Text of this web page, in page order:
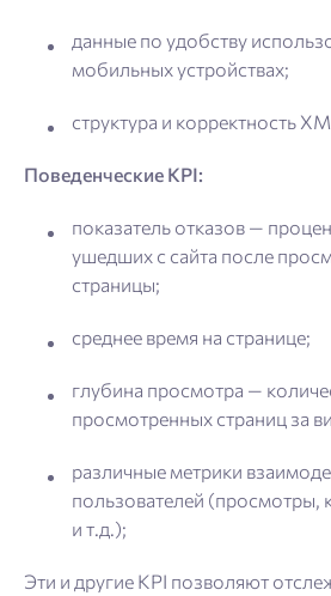
данные по удобству
мобильных устройствах;
структура и корректность
Поведенческие KPI:
показатель отказов —
ушедших с сайта после
страницы;
среднее время на странице;
глубина просмотра —
просмотренных страниц за
различные метрики
пользователей (просмотры,
и т.д.);
Эти и другие KPI позволяют